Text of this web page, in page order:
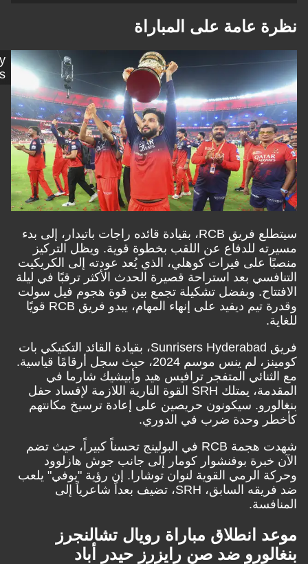
عامة على المباراة
Getty
Images
سيتطلع فريق RCB، بقيادة قائده راجات باتيدار، إلى بدء
للدفاع عن اللقب بخطوة قوية. ويظل التركيز
على فيرات كوهلي، الذي يُعد عودته إلى الكريكيت
بعد استراحة قصيرة الحدث الأكثر ترقبًا في ليلة
وبفضل تشكيلة تجمع بين قوة هجوم فيل سولت
وقدرة تيم ديفيد على إنهاء المهام، يبدو فريق RCB قويًا
فريق Sunrisers Hyderabad، بقيادة القائد التكتيكي بات
كومينز، لم ينس موسم 2024، حيث سجل أرقامًا قياسية.
المتفجر ترافيس هيد وأبيشيك شارما في
المقدمة، يمتلك SRH القوة النارية اللازمة لإفساد حفل
سيكونون حريصين على إعادة ترسيخ مكانتهم
وحدة ضرب في الدوري.
شهدت هجمة RCB في البولينج تحسناً كبيراً، حيث تضم
بوفنشوار كومار إلى جانب جوش هازلوود
الرمي القوية لنوان توشارا. إن رؤية "بوفي" يلعب
ضد فريقه السابق، SRH، تضيف بعداً شاعرياً إلى
انطلاق مباراة رويال تشالنجرز
ضد صن رايزرز حيدر أباد